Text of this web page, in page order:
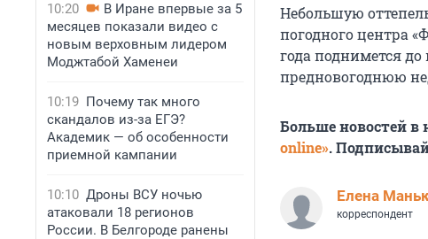
10:20
В Иране впервые за 5
месяцев показали видео с
новым верховным лидером
Моджтабой Хаменеи
10:19 Почему так много
скандалов из-за ЕГЭ?
Академик — об особенности
приемной кампании
10:10 Дроны ВСУ ночью
атаковали 18 регионов
России. В Белгороде ранены
Небольшую
погодного центра
года поднимется
предновогоднюю
Больше новостей
online».
Елена
корреспондент